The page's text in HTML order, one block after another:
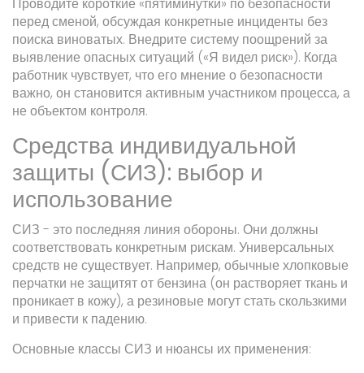
Проводите короткие «пятиминутки» по безопасности
перед сменой, обсуждая конкретные инциденты без
поиска виноватых. Внедрите систему поощрений за
выявление опасных ситуаций («Я видел риск»). Когда
работник чувствует, что его мнение о безопасности
важно, он становится активным участником процесса, а
не объектом контроля.
Средства индивидуальной
защиты (СИЗ): выбор и
использование
СИЗ - это последняя линия обороны. Они должны
соответствовать конкретным рискам. Универсальных
средств не существует. Например, обычные хлопковые
перчатки не защитят от бензина (он растворяет ткань и
проникает в кожу), а резиновые могут стать скользкими
и привести к падению.
Основные классы СИЗ и нюансы их применения: